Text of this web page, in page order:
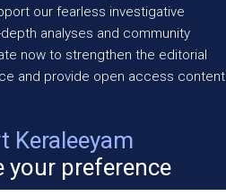
our fearless investigative
analyses and community
now to strengthen the editorial
and provide open access content
Keraleeyam
your preference